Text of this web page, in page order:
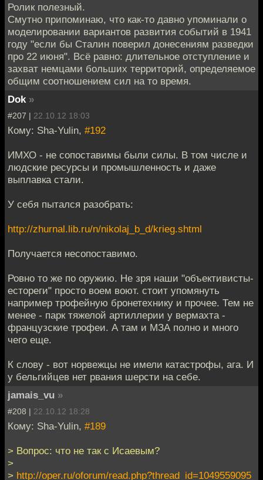
Ролик полезный.
Смутно припоминаю, что как-то давно упоминали о
моделировании вариантов развития событий в 1941
году "если бы Сталин поверил донесениям разведки
про 22 июня". Всё равно: длительное отступление и
захват немцами больших территорий, определяемое
общим соотношением сил на то время.
Dok »
#207 | 22.10.12 18:03
Кому: Sha-Yulin, #192
ИМХО - не сопоставимы были силы. В том числе и
людские ресурсы и промышленность и даже
выплавка стали.
У себя пытался разобрать:
http://zhurnal.lib.ru/n/nikolaj_b_d/krieg.shtml
Получается несопоставимо.
Ровно то же по оружию. Не зря наши "объективисты-
естореги" просто воем воют. стоит упомянуть
например трофейную бронетехнику и прочее. Тем не
менее - парк тяжелой артиллерии у вермахта -
французские трофеи. А там и МЗА полно и много
чего еще.
К слову - вот норвежцы не имели катастрофы, ага. И
у бельгийцев нет рвания шерсти на себе.
jamais_vu »
#208 | 22.10.12 18:28
Кому: Sha-Yulin, #189
> Вопрос: что не так с Исаевым?
>
> http://oper.ru/oforum/read.php?thread_id=1049559095